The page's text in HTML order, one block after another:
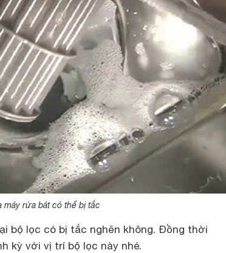
máy rửa bát có thể bị tắc
bộ lọc có bị tắc nghẽn không. Đồng thời
kỳ với vị trí bộ lọc này nhé.